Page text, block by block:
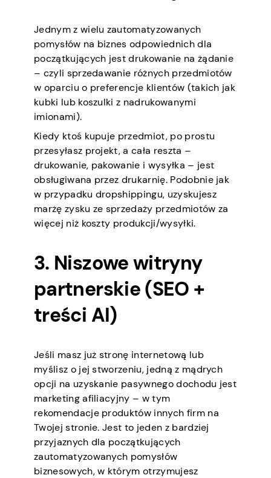
Jednym z wielu zautomatyzowanych
pomysłów na biznes odpowiednich dla
początkujących jest drukowanie na żądanie
– czyli sprzedawanie różnych przedmiotów
w oparciu o preferencje klientów (takich jak
kubki lub koszulki z nadrukowanymi
imionami).
Kiedy ktoś kupuje przedmiot, po prostu
przesyłasz projekt, a cała reszta –
drukowanie, pakowanie i wysyłka – jest
obsługiwana przez drukarnię. Podobnie jak
w przypadku dropshippingu, uzyskujesz
marżę zysku ze sprzedaży przedmiotów za
więcej niż koszty produkcji/wysyłki.
3. Niszowe witryny
partnerskie (SEO +
treści AI)
Jeśli masz już stronę internetową lub
myślisz o jej stworzeniu, jedną z mądrych
opcji na uzyskanie pasywnego dochodu jest
marketing afiliacyjny – w tym
rekomendacje produktów innych firm na
Twojej stronie. Jest to jeden z bardziej
przyjaznych dla początkujących
zautomatyzowanych pomysłów
biznesowych, w którym otrzymujesz